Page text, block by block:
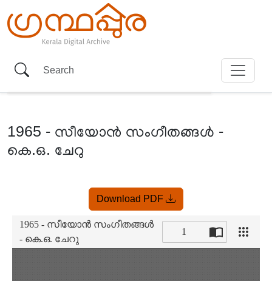
1965 - സീയോൻ സംഗീതങ്ങൾ -
കെ.ഒ. ചേറു
Download PDF